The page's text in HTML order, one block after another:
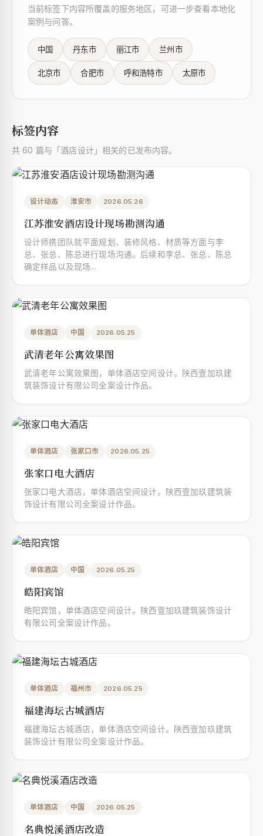
当前标签下内容所覆盖的服务地区，可进一步查看本地化
案例与问答。
中国 丹东市 丽江市 兰州市
北京市 合肥市 呼和浩特市 太原市
标签内容
共 60 篇与「酒店设计」相关的已发布内容。
设计动态 淮安市 2026.05.26
江苏淮安酒店设计现场勘测沟通
设计师携团队就平面规划、装修风格、材质等方面与李
总、张总、陈总进行现场沟通。后续和李总、张总、陈总
确定样品以及现场...
单体酒店 中国 2026.05.25
武清老年公寓效果图
武清老年公寓效果图，单体酒店空间设计。陕西壹加玖建
筑装饰设计有限公司全案设计作品。
单体酒店 张家口市 2026.05.25
张家口电大酒店
张家口电大酒店，单体酒店空间设计。陕西壹加玖建筑装
饰设计有限公司全案设计作品。
单体酒店 中国 2026.05.25
皓阳宾馆
皓阳宾馆，单体酒店空间设计。陕西壹加玖建筑装饰设计
有限公司全案设计作品。
单体酒店 福州市 2026.05.25
福建海坛古城酒店
福建海坛古城酒店，单体酒店空间设计。陕西壹加玖建筑
装饰设计有限公司全案设计作品。
单体酒店 中国 2026.05.25
名典悦溪酒店改造